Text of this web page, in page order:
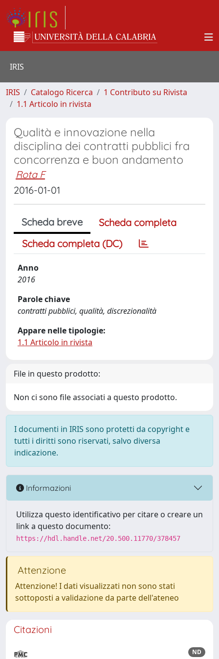
IRIS
IRIS Catalogo Ricerca
1 Contributo su Rivista
1.1 Articolo in rivista
Qualità e innovazione nella
disciplina dei contratti pubblici fra
concorrenza e buon andamento
Rota F
2016-01-01
Scheda breve
Scheda completa
Scheda completa (DC)
Anno
2016
Parole chiave
contratti pubblici, qualità, discrezionalità
Appare nelle tipologie:
1.1 Articolo in rivista
File in questo prodotto:
Non ci sono file associati a questo prodotto.
I documenti in IRIS sono protetti da copyright e
tutti i diritti sono riservati, salvo diversa
indicazione.
Informazioni
Utilizza questo identificativo per citare o creare un
link a questo documento:
https://hdl.handle.net/20.500.11770/378457
Attenzione
Attenzione! I dati visualizzati non sono stati
sottoposti a validazione da parte dell'ateneo
Citazioni
ND